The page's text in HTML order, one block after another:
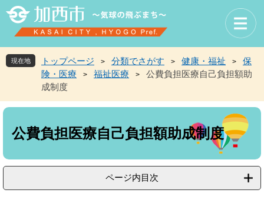
先
頭
を
飛
現在地 トップページ > 分類でさがす > 健康・福祉 >
保
険・医療
> 福祉医療 >
公費負担医療自己負担額助
成制度
本
公費負担医療自己負担額助成制度
ページ内目次